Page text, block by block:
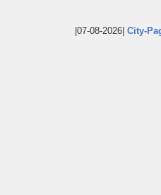
|07-08-2026| City-